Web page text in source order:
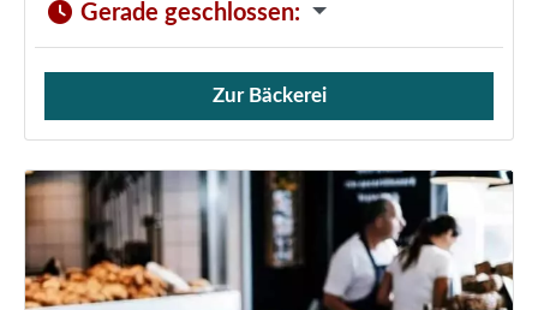
Gerade geschlossen:
Verkauf von Brötchen,
Zur Bäckerei